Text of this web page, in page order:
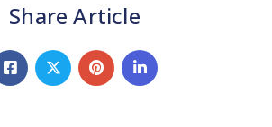
Share Article